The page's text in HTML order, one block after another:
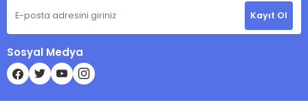
Kayıt Ol
Sosyal Medya